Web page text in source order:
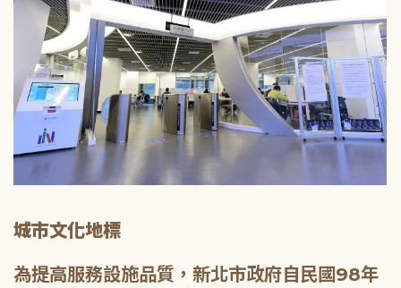
城市文化地標
為提高服務設施品質，新北市政府自民國98年